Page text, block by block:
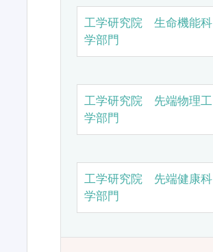
工学研究院 生命機能科
学部門
工学研究院 先端物理工
学部門
工学研究院 先端健康科
学部門